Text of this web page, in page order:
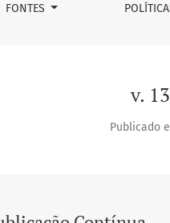
FONTES
v.
Publicado